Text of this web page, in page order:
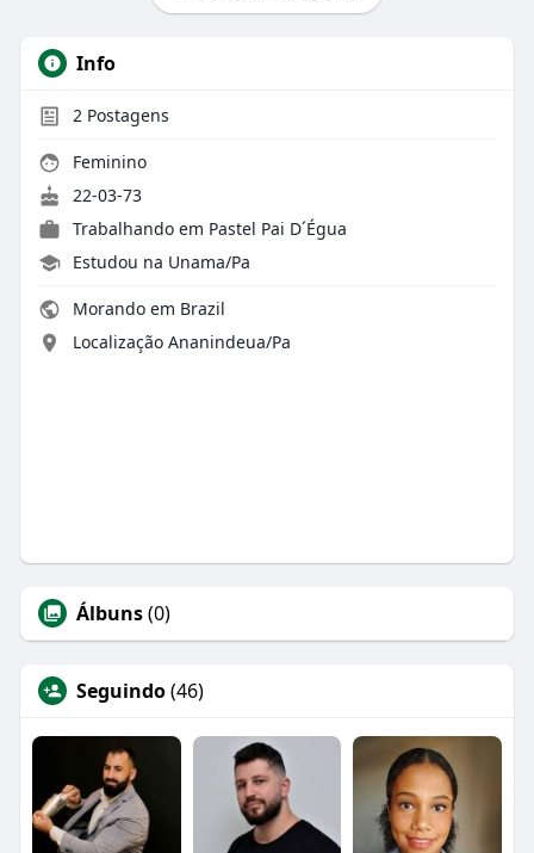
Info
2Postagens
Feminino
22-03-73
Trabalhando em Pastel Pai D´Égua
Estudou na Unama/Pa
Morando em Brazil
Localização Ananindeua/Pa
Álbuns(0)
Seguindo(46)